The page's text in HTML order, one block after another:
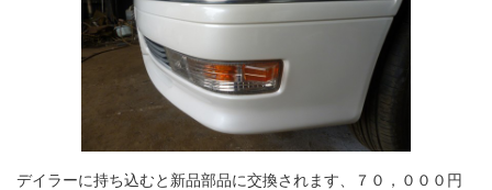
デイラーに持ち込むと新品部品に交換されます、７０，０００円